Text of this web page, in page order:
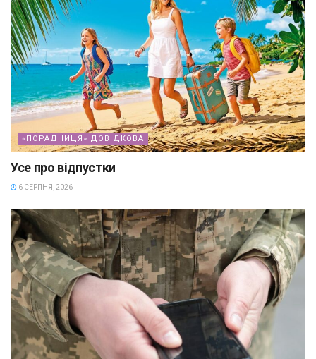
«ПОРАДНИЦЯ» ДОВІДКОВА
Усе про відпустки
6 СЕРПНЯ, 2026